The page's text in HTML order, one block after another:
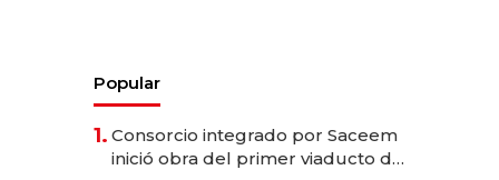
Popular
1. Consorcio integrado por Saceem
inició obra del primer viaducto de